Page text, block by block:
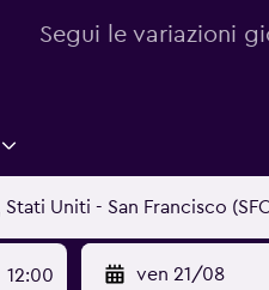
Segui le variazioni
12:00 ven 21/08